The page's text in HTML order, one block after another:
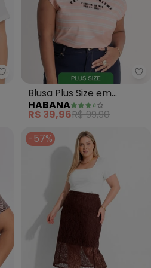
Marguerite - Blusa (Off White)
Blusa Plus Size em
Misturinha (Rosa Claro)
HABANA
R$ 39,96R$ 99,90
-57%